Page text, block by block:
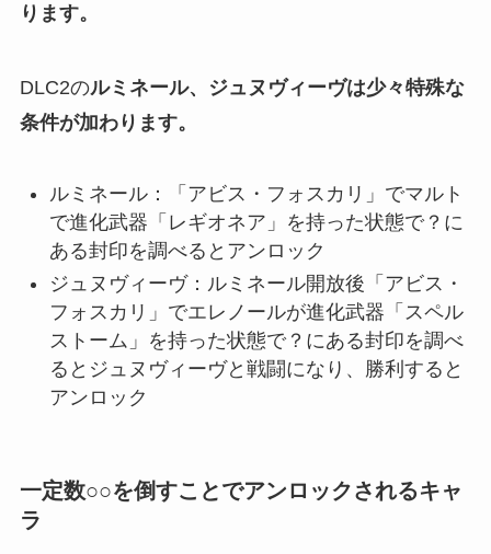
ります。
DLC2のルミネール、ジュヌヴィーヴは少々特殊な
条件が加わります。
ルミネール：「アビス・フォスカリ」でマルト
で進化武器「レギオネア」を持った状態で？に
ある封印を調べるとアンロック
ジュヌヴィーヴ：ルミネール開放後「アビス・
フォスカリ」でエレノールが進化武器「スペル
ストーム」を持った状態で？にある封印を調べ
るとジュヌヴィーヴと戦闘になり、勝利すると
アンロック
一定数○○を倒すことでアンロックされるキャ
ラ